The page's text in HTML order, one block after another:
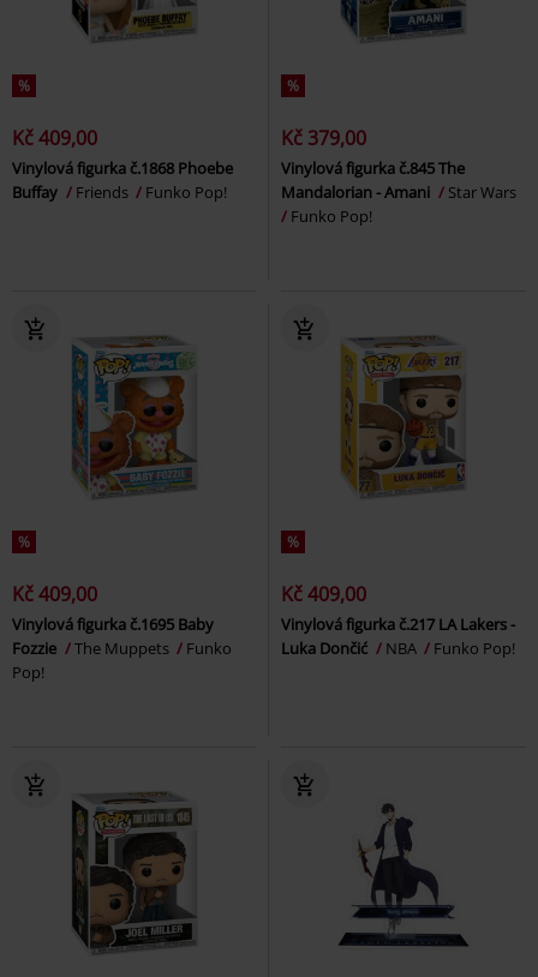
%
Kč 409,00
Vinylová figurka č.1868 Phoebe
Buffay
Friends Funko Pop!
%
Kč 379,00
Vinylová figurka č.845 The
Mandalorian - Amani
Star Wars
Funko Pop!
%
Kč 409,00
Vinylová figurka č.1695 Baby
Fozzie
The Muppets
Funko
Pop!
%
Kč 409,00
Vinylová figurka č.217 LA Lakers -
Luka Dončić
NBA Funko Pop!